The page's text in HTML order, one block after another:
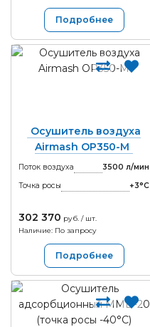
Подробнее
Осушитель воздуха
Airmash OP350-M
Поток воздуха
3500 л/мин
Точка росы
+3°С
302 370 руб. / шт.
Наличие: По запросу
Подробнее